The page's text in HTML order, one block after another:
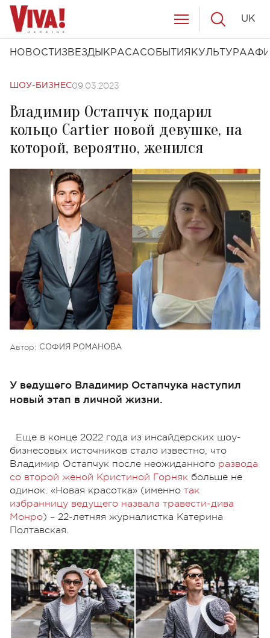
НОВОСТИ ЗВЕЗДЫ КРАСАСОБЫТИЯ КУЛЬТУРА
UK
ШОУ-БИЗНЕС09.03.2023
Владимир Остапчук подарил
кольцо Cartier новой девушке, на
которой, вероятно, женился
Автор: СОФИЯ РОМАНОВА
У ведущего Владимир Остапчука наступил
новый этап в личной жизни.
Еще в конце 2022 года из инсайдерских шоу-
бизнесовых источников стало известно, что
Владимир Остапчук после неожиданного развода
со второй женой Кристиной Горняк больше не
одинок. «Новая красотка» (именно так
избранницу ведущего назвала травести-дива
Монро) – 22-летняя журналистка Катерина
Полтавская.